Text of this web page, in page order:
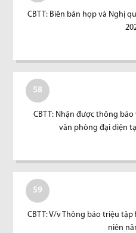
CBTT: Biên bản họp và Nghị
58
CBTT: Nhận được thông
văn phòng đại diện
59
CBTT: V/v Thông báo triệu
niên